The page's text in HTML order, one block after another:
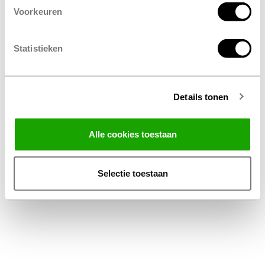
Voorkeuren
Statistieken
Details tonen
Alle cookies toestaan
Selectie toestaan
Algemene Voorwaarden Thuiswinkel
Privacy Statement Profile Nederland B.V.
Disclaimer